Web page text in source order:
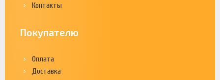
Контакты
Покупателю
Оплата
Доставка